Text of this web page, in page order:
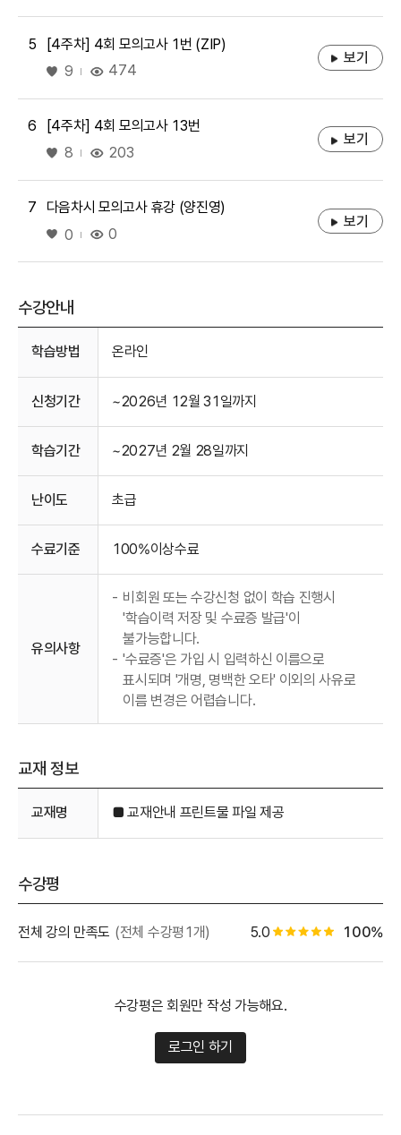
5
[4주차] 4회 모의고사 1번 (ZIP)
좋아요
9 474
보기
6
[4주차] 4회 모의고사 13번
좋아요
8 203
보기
7
다음차시 모의고사 휴강 (양진영)
좋아요
0 0
보기
수강안내
학습방법 온라인
신청기간 ~2026년 12월 31일까지
학습기간 ~2027년 2월 28일까지
난이도 초급
수료기준 100%이상수료
유의사항
- 비회원 또는 수강신청 없이 학습 진행시
'학습이력 저장 및 수료증 발급'이
불가능합니다.
- '수료증'은 가입 시 입력하신 이름으로
표시되며 '개명, 명백한 오타' 이외의 사유로
이름 변경은 어렵습니다.
교재 정보
교재명 ■ 교재안내 프린트물 파일 제공
수강평
전체 강의 만족도 (전체 수강평1개) 5.0 별점 0.5개 별점 백분
100%
수강평은 회원만 작성 가능해요.
로그인 하기